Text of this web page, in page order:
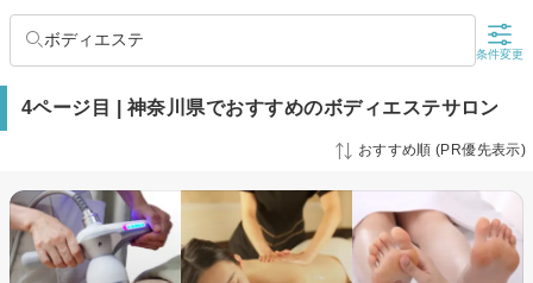
ボディエステ
条件変更
4ページ目 | 神奈川県でおすすめのボディエステサロン
おすすめ順 (PR優先表示)